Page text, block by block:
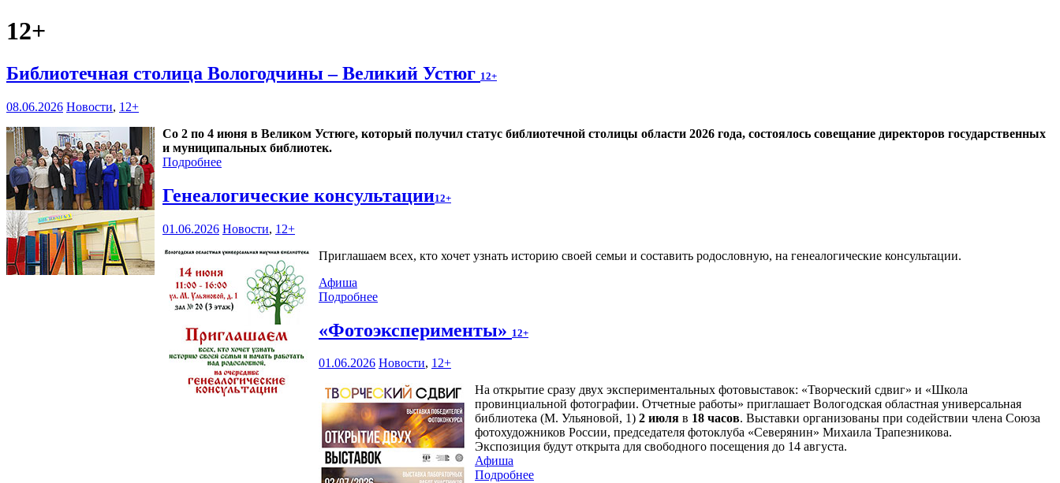
12+
Библиотечная столица Вологодчины – Великий Устюг 12+
08.06.2026 Новости, 12+
Со 2 по 4 июня в Великом Устюге, который получил статус библиотечной столицы области 2026 года, состоялось совещание директоров государственных
и муниципальных библиотек.
Подробнее
Генеалогические консультации12+
01.06.2026 Новости, 12+
Приглашаем всех, кто хочет узнать историю своей семьи и составить родословную, на генеалогические консультации.
Афиша
Подробнее
«Фотоэксперименты» 12+
01.06.2026 Новости, 12+
На открытие сразу двух экспериментальных фотовыставок: «Творческий сдвиг» и «Школа
провинциальной фотографии. Отчетные работы» приглашает Вологодская областная универсальная
библиотека (М. Ульяновой, 1) 2 июля в 18 часов. Выставки организованы при содействии члена Союза
фотохудожников России, председателя фотоклуба «Северянин» Михаила Трапезникова.
Экспозиция будут открыта для свободного посещения до 14 августа.
Афиша
Подробнее